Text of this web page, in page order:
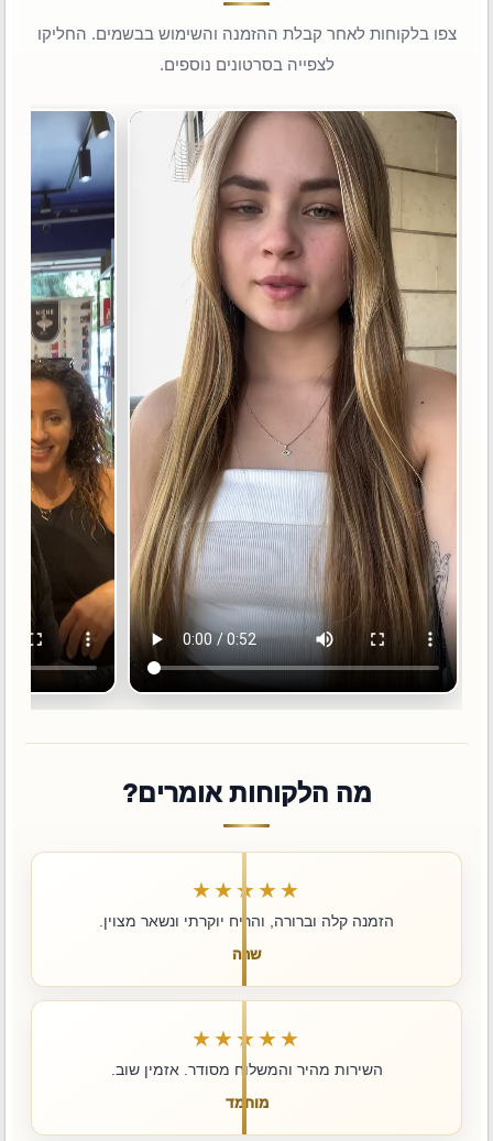
צפו בלקוחות לאחר קבלת ההזמנה והשימוש בבשמים. החליקו
לצפייה בסרטונים נוספים.
מה הלקוחות אומרים?
★★★★★
הזמנה קלה וברורה, והריח יוקרתי ונשאר מצוין.
שרה
★★★★★
השירות מהיר והמשלוח מסודר. אזמין שוב.
מוחמד